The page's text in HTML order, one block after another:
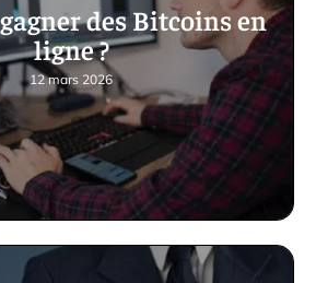
des Bitcoins en
ligne ?
12 mars 2026